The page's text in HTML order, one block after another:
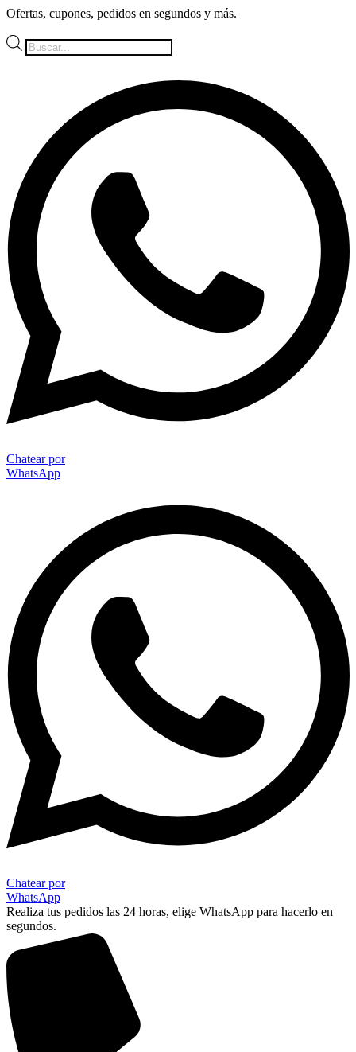
Ir
contenido
Ofertas, cupones, pedidos en segundos y más.
Búsqueda
de
Chatear por
WhatsApp
Chatear por
WhatsApp
Realiza tus pedidos las 24 horas, elige WhatsApp para hacerlo en
segundos.